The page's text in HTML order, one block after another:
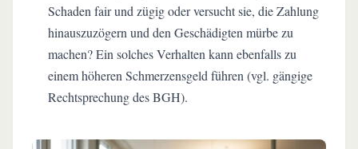
Schaden fair und zügig oder versucht sie, die Zahlung
hinauszuzögern und den Geschädigten mürbe zu
machen? Ein solches Verhalten kann ebenfalls zu
einem höheren Schmerzensgeld führen (vgl. gängige
Rechtsprechung des BGH).